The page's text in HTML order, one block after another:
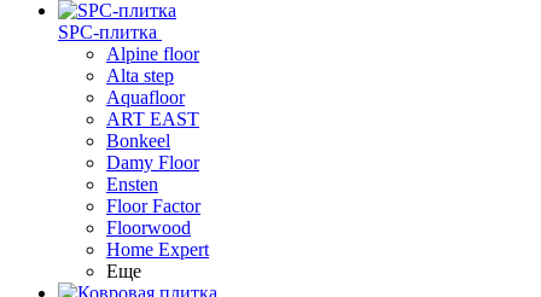
SPC-плитка
Alpine floor
Alta step
Aquafloor
ART EAST
Bonkeel
Damy Floor
Ensten
Floor Factor
Floorwood
Home Expert
Еще